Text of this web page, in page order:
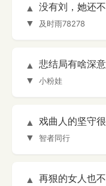
▲
▼
没有刘，她还
及时雨78278
▲
▼
悲结局有啥深
小粉娃
▲
▼
戏曲人的坚守
智者同行
▲
再狠的女人也